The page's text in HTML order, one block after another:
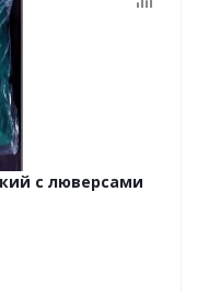
с люверсами